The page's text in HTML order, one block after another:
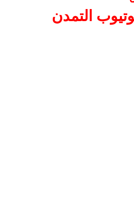
التمدن